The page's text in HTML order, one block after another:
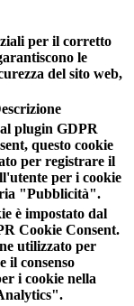
per il corretto
le
del sito web,
plugin GDPR
questo cookie
per registrare il
per i cookie
"Pubblicità".
è impostato dal
Cookie Consent.
utilizzato per
il consenso
i cookie nella